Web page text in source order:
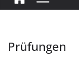
Prüfungen